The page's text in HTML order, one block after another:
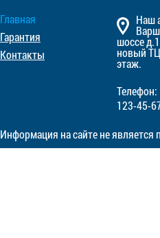
Главная
Гарантия
Контакты
Наш
шоссе
новый
этаж.
Телефон:
123-45-
Информация на сайте не является